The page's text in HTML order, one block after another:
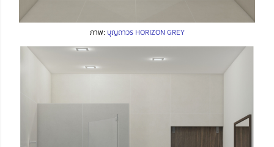
ภาพ: บุญถาวร HORIZON GREY